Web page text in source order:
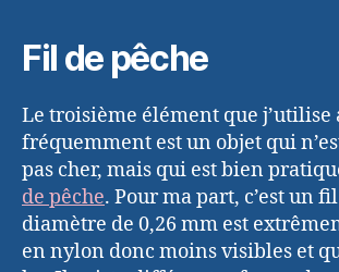
Fil de pêche
Le troisième élément que j’utilise
fréquemment est un objet qui
pas cher, mais qui est bien
de pêche. Pour ma part, c’est un
diamètre de 0,26 mm est
en nylon donc moins visibles et